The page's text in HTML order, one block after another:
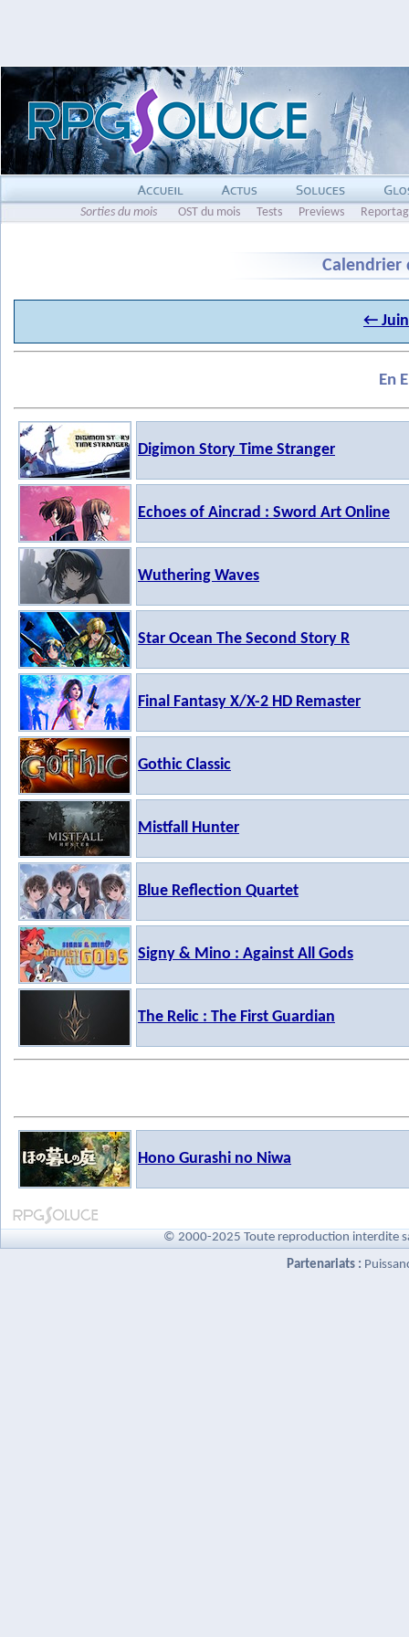
Sorties du mois OST du mois Tests Previews
Calendrier
←
En
Digimon Story Time Stranger
Echoes of Aincrad : Sword Art Online
Wuthering Waves
Star Ocean The Second Story R
Final Fantasy X/X-2 HD Remaster
Gothic Classic
Mistfall Hunter
Blue Reflection Quartet
Signy & Mino : Against All Gods
The Relic : The First Guardian
Hono Gurashi no Niwa
© 2000-2025 Toute reproduction interdite
Partenariats :